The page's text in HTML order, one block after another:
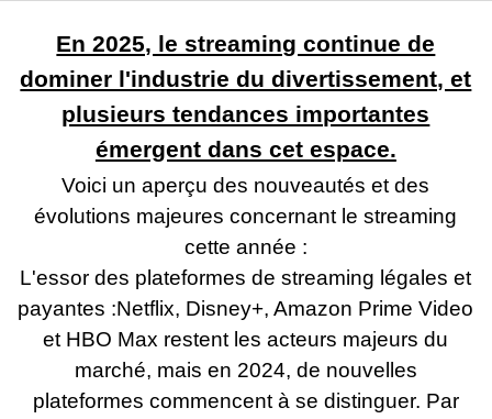
En 2025, le streaming continue de
dominer l'industrie du divertissement, et
plusieurs tendances importantes
émergent dans cet espace.
Voici un aperçu des nouveautés et des
évolutions majeures concernant le streaming
cette année :
L'essor des plateformes de streaming légales et
payantes :Netflix, Disney+, Amazon Prime Video
et HBO Max restent les acteurs majeurs du
marché, mais en 2024, de nouvelles
plateformes commencent à se distinguer. Par